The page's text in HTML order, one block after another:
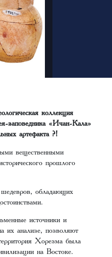
коллекция
заповедника «Ичан-Кала»
артефакта ?!
вещественными
прошлого
обладающих
источники и
их анализе, позволяют
Хорезма была
на Востоке.